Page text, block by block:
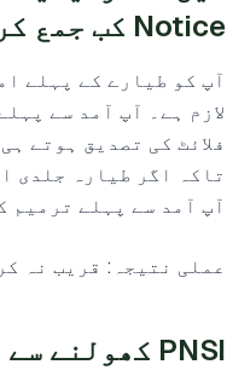
Notice کب جمع کراؤں؟
تاکہ اگر طیارہ جلدی
آپ آمد سے پہلے ترمیم
عملی نتیجہ: قریب نہ
PNSI کھولنے سے پہلے آپ کو کن ڈیٹا پوائنٹس کی ضرورت ہے